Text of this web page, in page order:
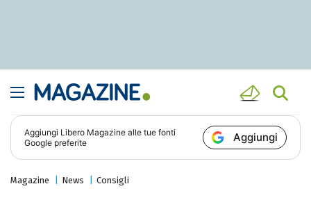
Aggiungi Libero Magazine alle tue fonti
Google preferite
Aggiungi
Magazine News Consigli